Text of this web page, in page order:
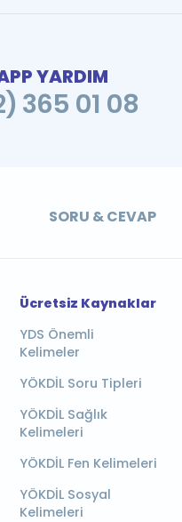
YARDIM
365 01 08
SORU & CEVAP
Ücretsiz Kaynaklar
YDS Önemli
Kelimeler
YÖKDİL Soru Tipleri
YÖKDİL Sağlık
Kelimeleri
YÖKDİL Fen Kelimeleri
YÖKDİL Sosyal
Kelimeleri